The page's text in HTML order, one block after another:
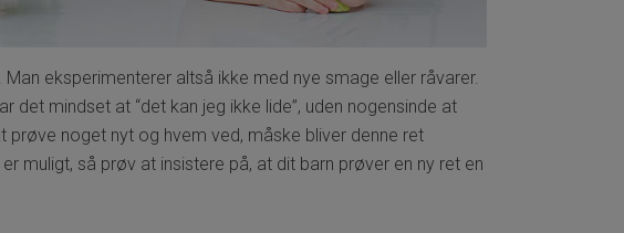
eksperimenterer altså ikke med nye smage eller råvarer.
mindset at “det kan jeg ikke lide”, uden nogensinde at
prøve noget nyt og hvem ved, måske bliver denne ret
muligt, så prøv at insistere på, at dit barn prøver en ny ret en